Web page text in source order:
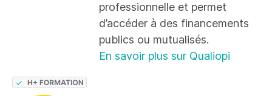
professionnelle et permet
d’accéder à des financements
publics ou mutualisés.
En savoir plus sur Qualiopi